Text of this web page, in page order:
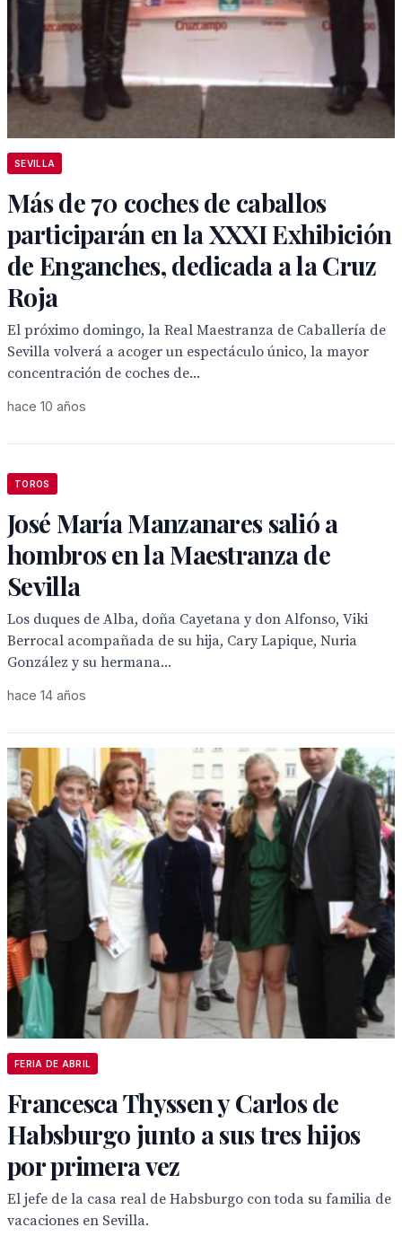
SEVILLA
Más de 70 coches de caballos
participarán en la XXXI Exhibición
de Enganches, dedicada a la Cruz
Roja
El próximo domingo, la Real Maestranza de Caballería de
Sevilla volverá a acoger un espectáculo único, la mayor
concentración de coches de...
hace 10 años
TOROS
José María Manzanares salió a
hombros en la Maestranza de
Sevilla
Los duques de Alba, doña Cayetana y don Alfonso, Viki
Berrocal acompañada de su hija, Cary Lapique, Nuria
González y su hermana...
hace 14 años
FERIA DE ABRIL
Francesca Thyssen y Carlos de
Habsburgo junto a sus tres hijos
por primera vez
El jefe de la casa real de Habsburgo con toda su familia de
vacaciones en Sevilla.